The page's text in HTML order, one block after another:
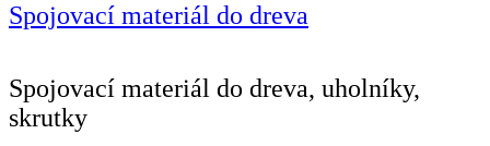
Spojovací materiál do dreva
Spojovací materiál do dreva, uholníky,
skrutky